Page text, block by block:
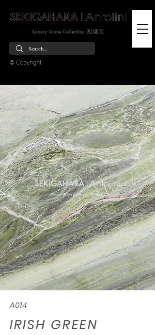
© Copyright
A014
IRISH GREEN